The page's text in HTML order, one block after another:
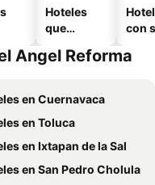
Hoteles
que
mascotas
con
Angel Reforma
en Cuernavaca
en Toluca
en Ixtapan de la Sal
en San Pedro Cholula